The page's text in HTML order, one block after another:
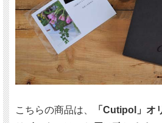
こちらの商品は、
「Cutipol」オ